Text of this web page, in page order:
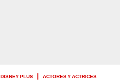
DISNEY PLUS ACTORES Y ACTRICES